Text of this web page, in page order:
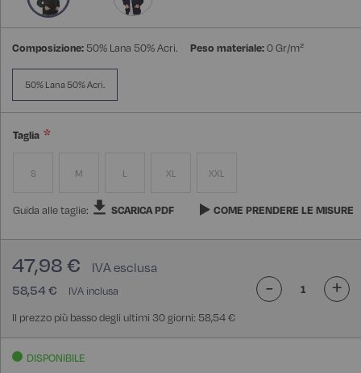
Composizione:50% Lana 50% Acri. Peso materiale:0 Gr/m²
50% Lana 50% Acri.
Taglia
S M L XL XXL
Guida alle taglie: SCARICA PDF COME PRENDERE LE MISURE
58,54 €
47,98 €
Il prezzo più basso degli ultimi 30 giorni: 58,54 €
- +
DISPONIBILE